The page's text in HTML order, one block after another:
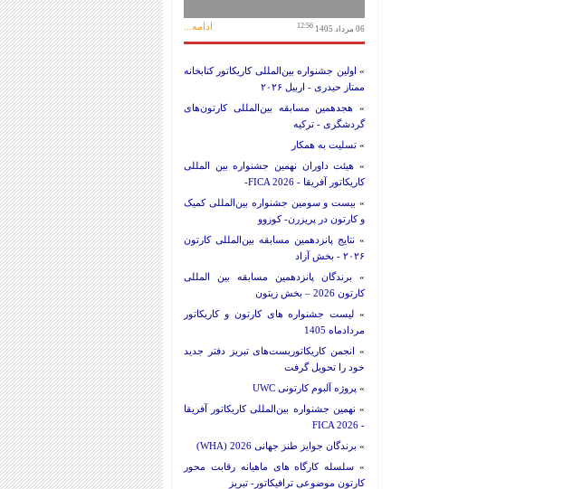
06 مرداد 1405 12:56 ادامه...
» اولین جشنواره بین‌المللی کاریکاتور کتابخانه
ممتاز حیدری - اربیل ۲۰۲۶
»
هجدهمین مسابقه بین‌المللی کارتون‌های
گردشگری - ترکیه
» تسلیت به همکار
» هیئت داوران نهمین جشنواره بین المللی
کاریکاتور آفریقا - FICA 2026-
» بیست و سومین جشنواره بین‌المللی کمیک
و کارتون در پریزرن- کوزوو
» نتایج پانزدهمین مسابقه بین‌المللی کارتون
۲۰۲۶ - بخش آزاد
» برندگان پانزدهمین مسابقه بین المللی
کارتون 2026 – بخش زیتون
» لیست جشنواره های کارتون و کاریکاتور
مردادماه 1405
» انجمن کاریکاتوریست‌های تبریز دفتر جدید
خود را تحویل گرفت
» پروژه آلبوم کارتونی UWC
» نهمین جشنواره بین‌المللی کاریکاتور آفریقا
- FICA 2026
» برندگان جوایز طنز جهانی 2026 (WHA)
» سلسله کارگاه های ماهیانه رقابت محور
کارتون موضوعی ترافیکاتور- تبریز